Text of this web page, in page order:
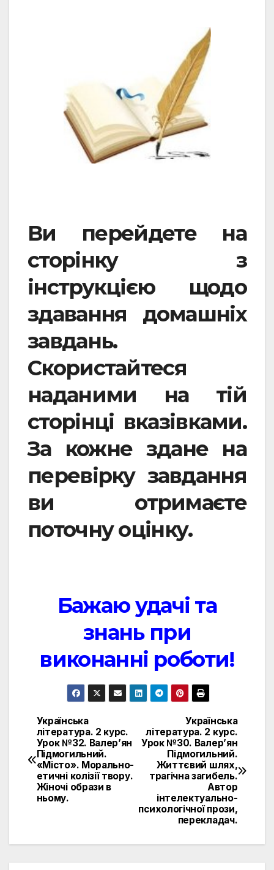
Ви перейдете на
сторінку з
інструкцією щодо
здавання домашніх
завдань.
Скористайтеся
наданими на тій
сторінці вказівками.
За кожне здане на
перевірку завдання
ви отримаєте
поточну оцінку.
Бажаю удачі та
знань при
виконанні роботи!
Навигация
по
записям
Українська
література. 2 курс.
Урок №30. Валер’ян
Підмогильний.
Життєвий шлях,
трагічна загибель.
Автор
інтелектуально-
психологічної прози,
перекладач.
Українська
література. 2 курс.
Урок №32. Валер’ян
Підмогильний.
«Місто». Морально-
етичні колізії твору.
Жіночі образи в
ньому.